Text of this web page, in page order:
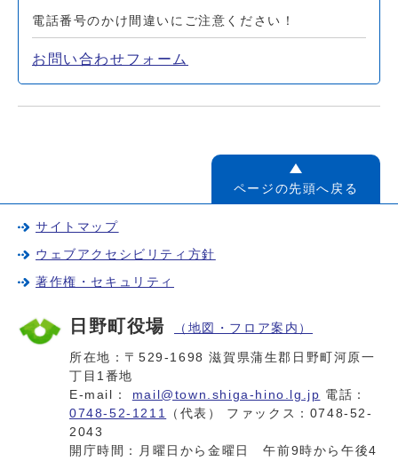
電話番号のかけ間違いにご注意ください！
お問い合わせフォーム
ページの先頭へ戻る
サイトマップ
ウェブアクセシビリティ方針
著作権・セキュリティ
日野町役場 （地図・フロア案内）
所在地：〒529-1698 滋賀県蒲生郡日野町河原一
丁目1番地
E-mail： mail@town.shiga-hino.lg.jp 電話：
0748-52-1211
（代表） ファックス：0748-52-
2043
開庁時間：月曜日から金曜日 午前9時から午後4